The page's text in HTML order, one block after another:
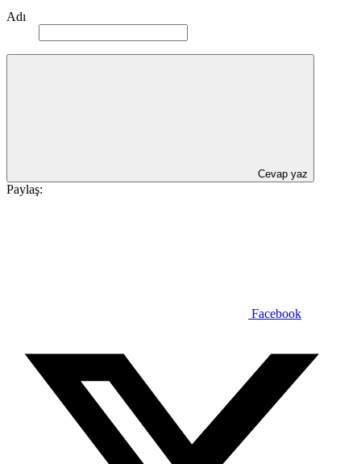
Adı
Cevap yaz
Paylaş:
Facebook